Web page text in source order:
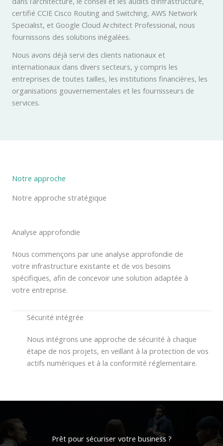
certifié CCIE Cisco Routing and Switching, AWS Network
Specialist, et Google Cloud Architect Professional, nous
fournissons des solutions inégalées.
Nous avons déjà servi des clients nationaux et
internationaux dans divers secteurs, y compris les
entreprises de toutes tailles, les institutions financières, les
organisations gouvernementales et les fournisseurs de
services.
Notre approche
Notre approche stratégique
Analyse approfondie
Nous commençons par une analyse approfondie de
votre infrastructure existante et de vos besoins
spécifiques, afin de concevoir une solution adaptée à
votre entreprise.
Sécurité intégrée
Nous intégrons une approche de sécurité à chaque
étape de nos projets, en veillant à la protection de vos
actifs numériques et à la conformité réglementaire.
Prêt pour sécuriser votre business ?